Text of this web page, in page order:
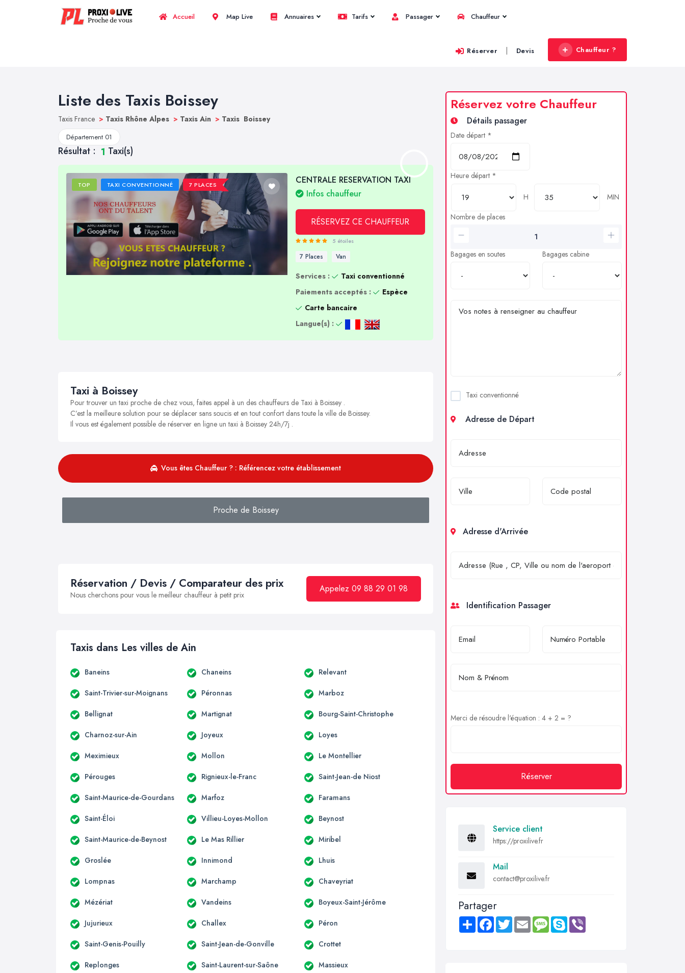
Accueil Map Live Annuaires Tarifs Passager Chauffeur
Réserver | Devis Chauffeur ?
Liste des Taxis Boissey
Taxis France > Taxis Rhône Alpes > Taxis Ain > Taxis Boissey
Département 01
Résultat : 1 Taxi(s)
TOP TAXI CONVENTIONNÉ 7 PLACES
CENTRALE RESERVATION TAXI
Infos chauffeur
RÉSERVEZ CE CHAUFFEUR
5 étoiles
7 Places Van
Services :
Taxi conventionné
Paiements acceptés :
Espèce
Carte bancaire
Langue(s) :
Taxi à Boissey
Pour trouver un taxi proche de chez vous, faites appel à un des chauffeurs de Taxi à Boissey .
C’est la meilleure solution pour se déplacer sans soucis et en tout confort dans toute la ville de Boissey.
Il vous est également possible de réserver en ligne un taxi à Boissey 24h/7j .
Vous êtes Chauffeur ? : Référencez votre établissement
Proche de Boissey
Réservation / Devis / Comparateur des prix
Nous cherchons pour vous le meilleur chauffeur à petit prix
Appelez 09 88 29 01 98
Taxis dans Les villes de Ain
Baneins Chaneins Relevant
Saint-Trivier-sur-Moignans Péronnas Marboz
Bellignat Martignat Bourg-Saint-Christophe
Charnoz-sur-Ain Joyeux Loyes
Meximieux Mollon Le Montellier
Pérouges Rignieux-le-Franc Saint-Jean-de Niost
Saint-Maurice-de-Gourdans Marfoz Faramans
Saint-Éloi Villieu-Loyes-Mollon Beynost
Saint-Maurice-de-Beynost Le Mas Rillier Miribel
Groslée Innimond Lhuis
Lompnas Marchamp Chaveyriat
Mézériat Vandeins Boyeux-Saint-Jérôme
Jujurieux Challex Péron
Saint-Genis-Pouilly Saint-Jean-de-Gonville Crottet
Replonges Saint-Laurent-sur-Saône Massieux
Réservez votre Chauffeur
Détails passager
Date départ *
Heure départ *
H
MIN
Nombre de places
Bagages en soutes Bagages cabine
Taxi conventionné
Adresse de Départ
Adresse d'Arrivée
Identification Passager
Merci de résoudre l'équation : 4 + 2 = ?
Réserver
Service client
https://proxilive.fr
Mail
contact@proxilive.fr
Partager
Share FacebookTwitter Email MessageSkype